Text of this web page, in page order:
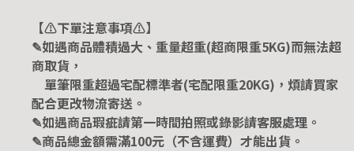
【⚠️下單注意事項⚠️】
✎如遇商品體積過大、重量超重(超商限重5KG)而無法超
商取貨，
單筆限重超過宅配標準者(宅配限重20KG)，煩請買家
配合更改物流寄送。
✎如遇商品瑕疵請第一時間拍照或錄影請客服處理。
✎商品總金額需滿100元（不含運費）才能出貨。